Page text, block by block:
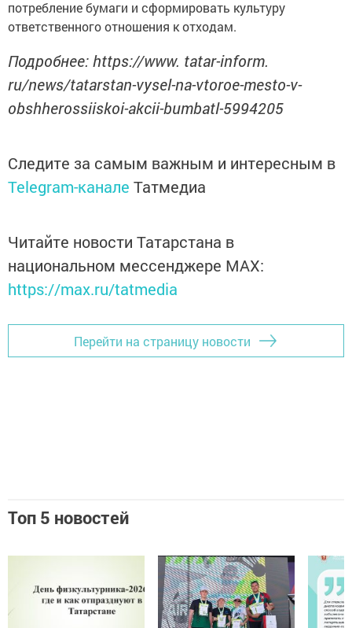
потребление бумаги и сформировать культуру
ответственного отношения к отходам.
Подробнее: https://www. tatar-inform.
ru/news/tatarstan-vysel-na-vtoroe-mesto-v-
obshherossiiskoi-akcii-bumbatl-5994205
Следите за самым важным и интересным в
Telegram-канале Татмедиа
Читайте новости Татарстана в
национальном мессенджере MАХ:
https://max.ru/tatmedia
Перейти на страницу новости
Топ 5 новостей